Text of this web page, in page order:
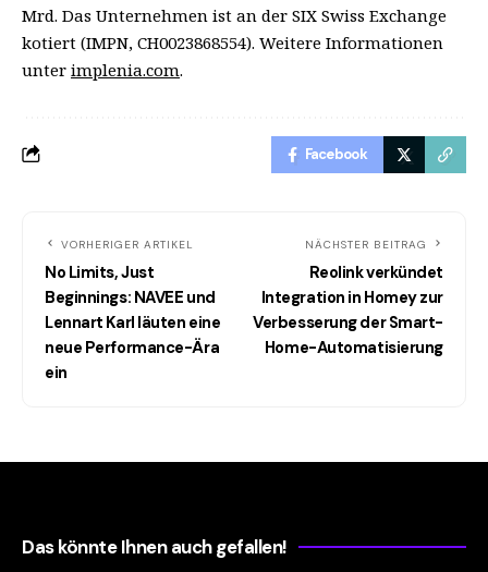
Mrd. Das Unternehmen ist an der SIX Swiss Exchange
kotiert (IMPN, CH0023868554). Weitere Informationen
unter implenia.com.
Facebook
VORHERIGER ARTIKEL
No Limits, Just
Beginnings: NAVEE und
Lennart Karl läuten eine
neue Performance-Ära
ein
NÄCHSTER BEITRAG
Reolink verkündet
Integration in Homey zur
Verbesserung der Smart-
Home-Automatisierung
Das könnte Ihnen auch gefallen!